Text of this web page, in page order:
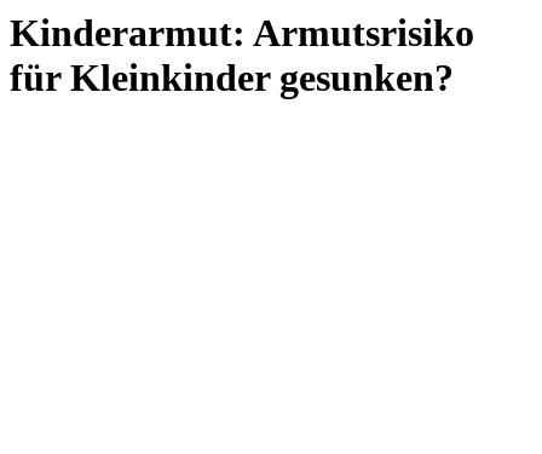
Kinderarmut: Armutsrisiko
für Kleinkinder gesunken?